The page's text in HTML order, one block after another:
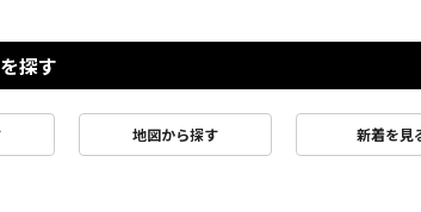
探す
地図から探す 新着を見